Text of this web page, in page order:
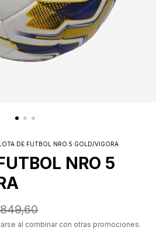
DE FUTBOL NRO 5 GOLD/VIGORA
NRO 5
al combinar con otras promociones.